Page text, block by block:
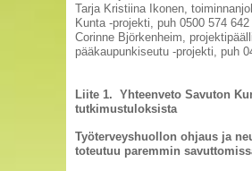
Tarja Kristiina Ikonen,
Kunta -projekti, puh 0500 574 642
Corinne Björkenheim,
pääkaupunkiseutu -projekti, puh
Liite 1. Yhteenveto Savuton
tutkimustuloksista
Työterveyshuollon ohjaus ja
toteutuu paremmin